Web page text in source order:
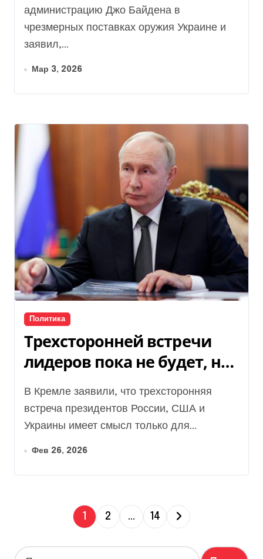
администрацию Джо Байдена в
чрезмерных поставках оружия Украине и
заявил,...
Мар 3, 2026
Политика
Трехсторонней встречи
лидеров пока не будет, но
Путин ждет Зеленского в
Москве, — Песков
В Кремле заявили, что трехсторонняя
встреча президентов России, США и
Украины имеет смысл только для...
Фев 26, 2026
П
а
1 2 … 14
Н